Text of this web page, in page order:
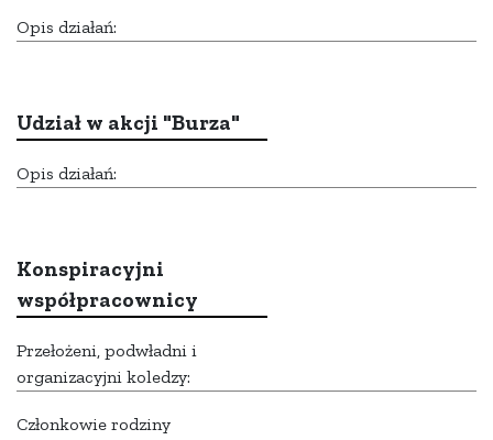
Opis działań:
Udział w akcji "Burza"
Opis działań:
Konspiracyjni
współpracownicy
Przełożeni, podwładni i
organizacyjni koledzy:
Członkowie rodziny